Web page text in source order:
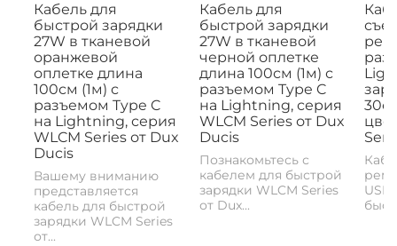
Кабель для
быстрой зарядки
27W в тканевой
оранжевой
оплетке длина
100см (1м) с
разъемом Type C
на Lightning, серия
WLCM Series от Dux
Ducis
Вашему вниманию
представляется
кабель для быстрой
зарядки WLCM Series
от...
Кабель для
быстрой зарядки
27W в тканевой
черной оплетке
длина 100см (1м) с
разъемом Type C
на Lightning, серия
WLCM Series от Dux
Ducis
Познакомьтесь с
кабелем для быстрой
зарядки WLCM Series
от Dux...